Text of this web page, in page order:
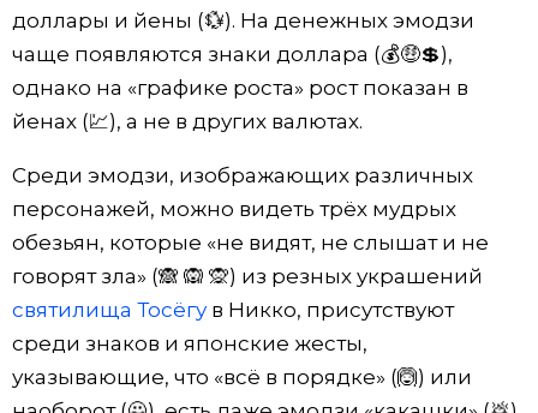
доллары и йены (💱). На денежных эмодзи
чаще появляются знаки доллара (💰🤑💲),
однако на «графике роста» рост показан в
йенах (💹), а не в других валютах.
Среди эмодзи, изображающих различных
персонажей, можно видеть трёх мудрых
обезьян, которые «не видят, не слышат и не
говорят зла» ​​(🙈 🙉 🙊) из резных украшений
святилища Тосёгув Никко, присутствуют
среди знаков и японские жесты,
указывающие, что «всё в порядке» (🙆) или